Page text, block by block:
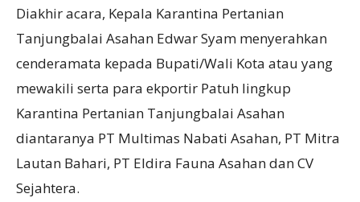
Diakhir acara, Kepala Karantina Pertanian
Tanjungbalai Asahan Edwar Syam menyerahkan
cenderamata kepada Bupati/Wali Kota atau yang
mewakili serta para ekportir Patuh lingkup
Karantina Pertanian Tanjungbalai Asahan
diantaranya PT Multimas Nabati Asahan, PT Mitra
Lautan Bahari, PT Eldira Fauna Asahan dan CV
Sejahtera.